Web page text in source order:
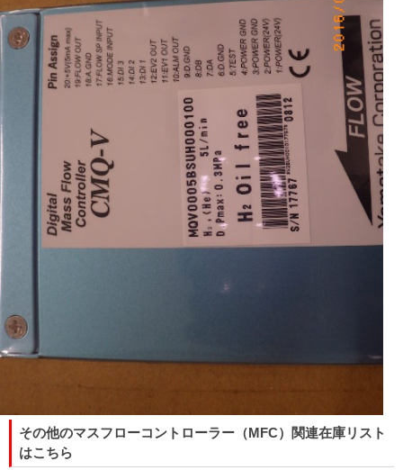
その他のマスフローコントローラー（MFC）関連在庫リスト
はこちら